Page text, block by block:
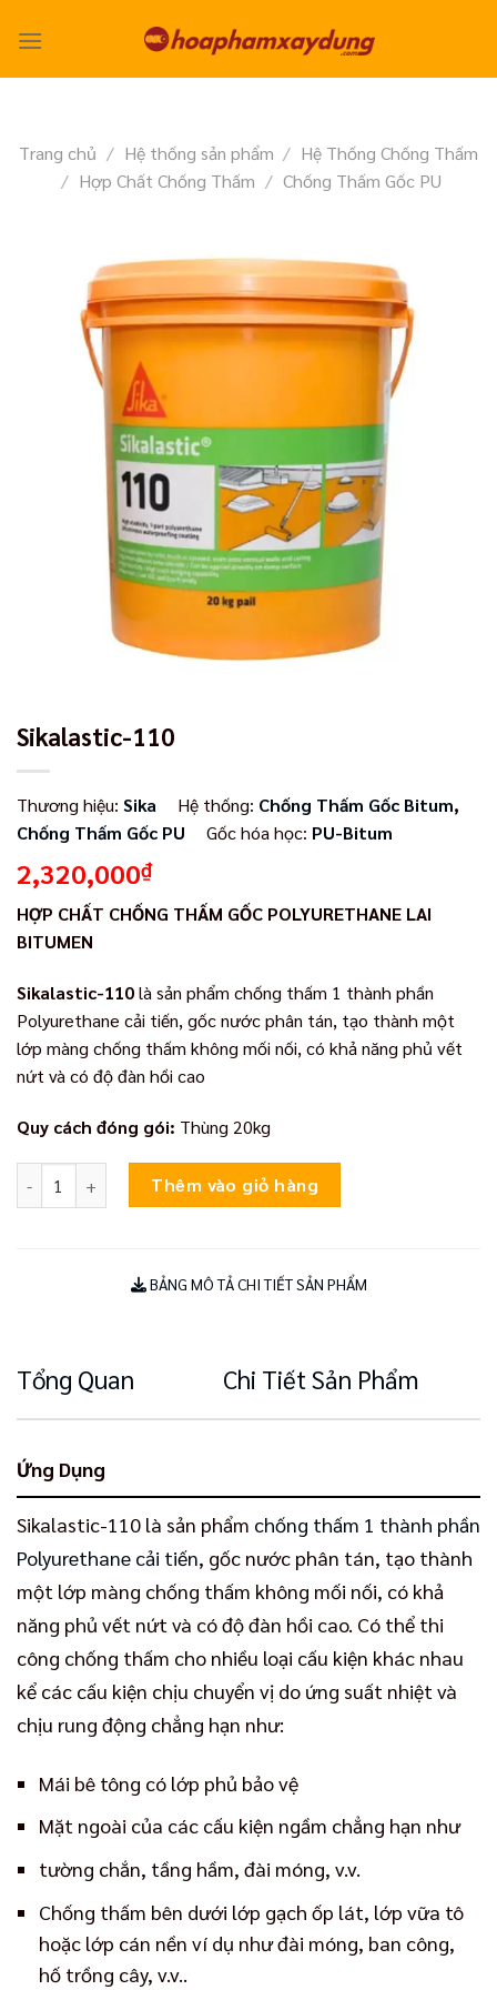
Trang chủ / Hệ thống sản phẩm / Hệ Thống Chống Thấm
/ Hợp Chất Chống Thấm / Chống Thấm Gốc PU
Sikalastic-110
Thương hiệu: Sika Hệ thống: Chống Thấm Gốc Bitum,
Chống Thấm Gốc PU
Gốc hóa học: PU-Bitum
2,320,000₫
HỢP CHẤT CHỐNG THẤM GỐC POLYURETHANE LAI
BITUMEN
Sikalastic-110là sản phẩm chống thấm 1 thành phần
Polyurethane cải tiến, gốc nước phân tán, tạo thành một
lớp màng chống thấm không mối nối, có khả năng phủ vết
nứt và có độ đàn hồi cao
Quy cách đóng gói: Thùng 20kg
Thêm vào giỏ hàng
BẢNG MÔ TẢ CHI TIẾT SẢN PHẨM
Tổng Quan Chi Tiết Sản Phẩm
Ứng Dụng
Sikalastic-110 là sản phẩm chống thấm 1 thành phần
Polyurethane cải tiến, gốc nước phân tán, tạo thành
một lớp màng chống thấm không mối nối, có khả
năng phủ vết nứt và có độ đàn hồi cao. Có thể thi
công chống thấm cho nhiều loại cấu kiện khác nhau
kể các cấu kiện chịu chuyển vị do ứng suất nhiệt và
chịu rung động chẳng hạn như:
Mái bê tông có lớp phủ bảo vệ
Mặt ngoài của các cấu kiện ngầm chẳng hạn như
tường chắn, tầng hầm, đài móng, v.v.
Chống thấm bên dưới lớp gạch ốp lát, lớp vữa tô
hoặc lớp cán nền ví dụ như đài móng, ban công,
hố trồng cây, v.v..